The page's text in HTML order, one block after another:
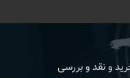
و نقد و بررسی